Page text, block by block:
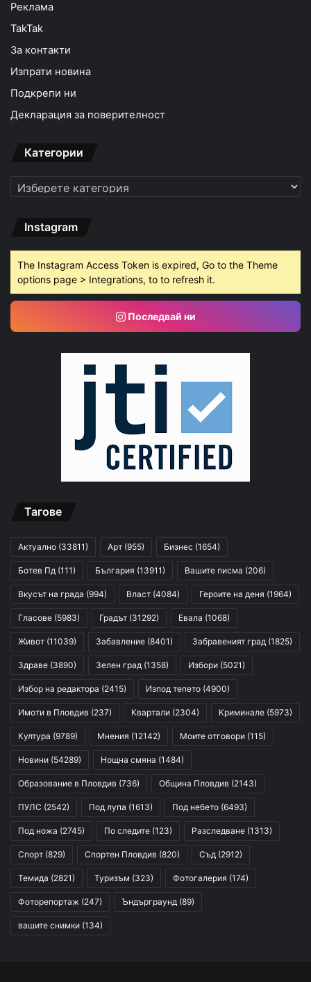
Реклама
TakTak
За контакти
Изпрати новина
Подкрепи ни
Декларация за поверителност
Категории
Категории
Instagram
The Instagram Access Token is expired, Go to the Theme
options page > Integrations, to to refresh it.
Последвай ни
Тагове
Актуално (33811) Арт (955) Бизнес (1654)
Ботев Пд (111) България (13911) Вашите писма (206)
Вкусът на града (994) Власт (4084) Героите на деня (1964)
Гласове (5983) Градът (31292) Евала (1068)
Живот (11039) Забавление (8401) Забравеният град (1825)
Здраве (3890) Зелен град (1358) Избори (5021)
Избор на редактора (2415) Изпод тепето (4900)
Имоти в Пловдив (237) Квартали (2304) Криминале (5973)
Култура (9789) Мнения (12142) Моите отговори (115)
Новини (54289) Нощна смяна (1484)
Образование в Пловдив (736) Община Пловдив (2143)
ПУЛС (2542) Под лупа (1613) Под небето (6493)
Под ножа (2745) По следите (123) Разследване (1313)
Спорт (829) Спортен Пловдив (820) Съд (2912)
Темида (2821) Туризъм (323) Фотогалерия (174)
Фоторепортаж (247) Ъндърграунд (89)
вашите снимки (134)